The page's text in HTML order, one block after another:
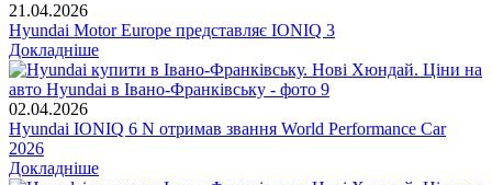
21.04.2026
Hyundai Motor Europe представляє IONIQ 3
Докладніше
02.04.2026
Hyundai IONIQ 6 N отримав звання World Performance Car
2026
Докладніше